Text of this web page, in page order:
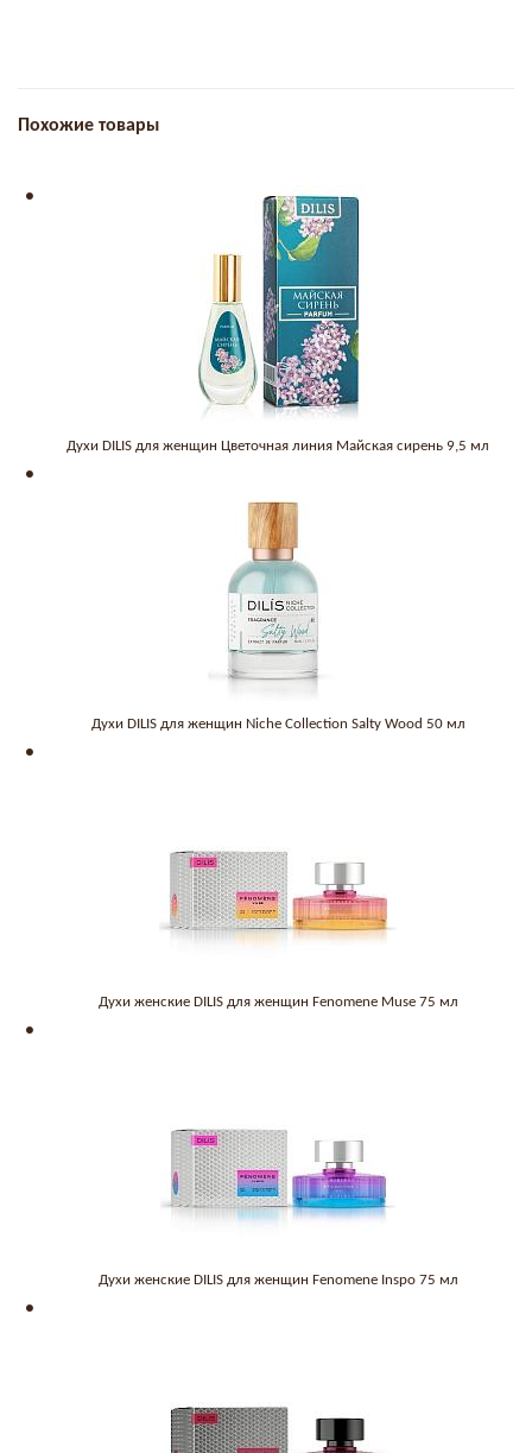
Похожие товары
Духи DILIS для женщин Цветочная линия Майская сирень 9,5 мл
Духи DILIS для женщин Niche Collection Salty Wood 50 мл
Духи женские DILIS для женщин Fenomene Muse 75 мл
Духи женские DILIS для женщин Fenomene Inspo 75 мл